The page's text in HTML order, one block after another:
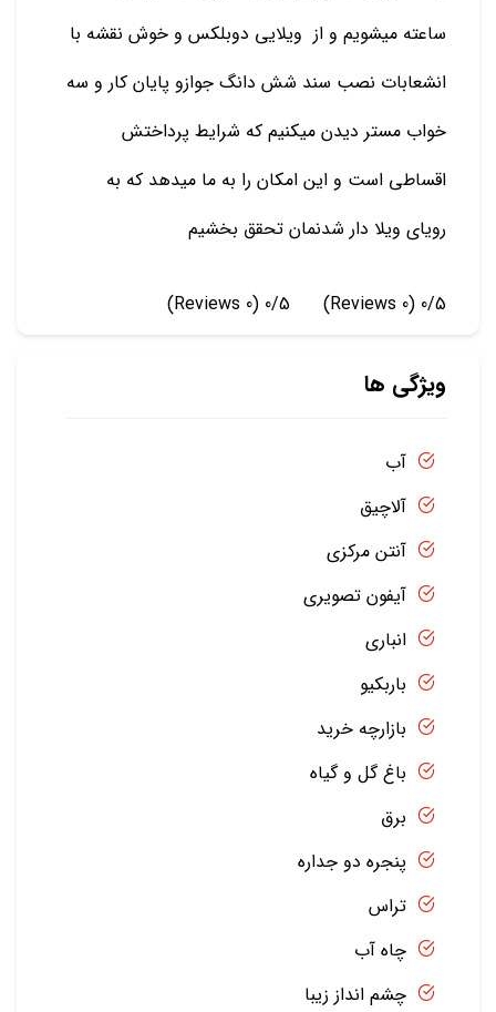
ساعته میشویم و از ویلایی دوبلکس و خوش نقشه با
انشعابات نصب سند شش دانگ جوازو پایان کار و سه
خواب مستر دیدن میکنیم که شرایط پرداختش
اقساطی است و این امکان را به ما میدهد که به
رویای ویلا دار شدنمان تحقق بخشیم
0/5
(0 Reviews)
0/5
(0 Reviews)
ویژگی ها
آب
آلاچیق
آنتن مرکزی
آیفون تصویری
انباری
باربکیو
بازارچه خرید
باغ گل و گیاه
برق
پنجره دو جداره
تراس
چاه آب
چشم انداز زیبا